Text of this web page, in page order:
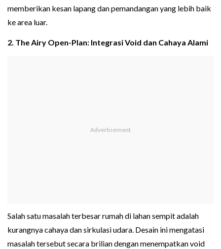
memberikan kesan lapang dan pemandangan yang lebih baik
ke area luar.
2. The Airy Open-Plan: Integrasi Void dan Cahaya Alami
Salah satu masalah terbesar rumah di lahan sempit adalah
kurangnya cahaya dan sirkulasi udara. Desain ini mengatasi
masalah tersebut secara brilian dengan menempatkan void